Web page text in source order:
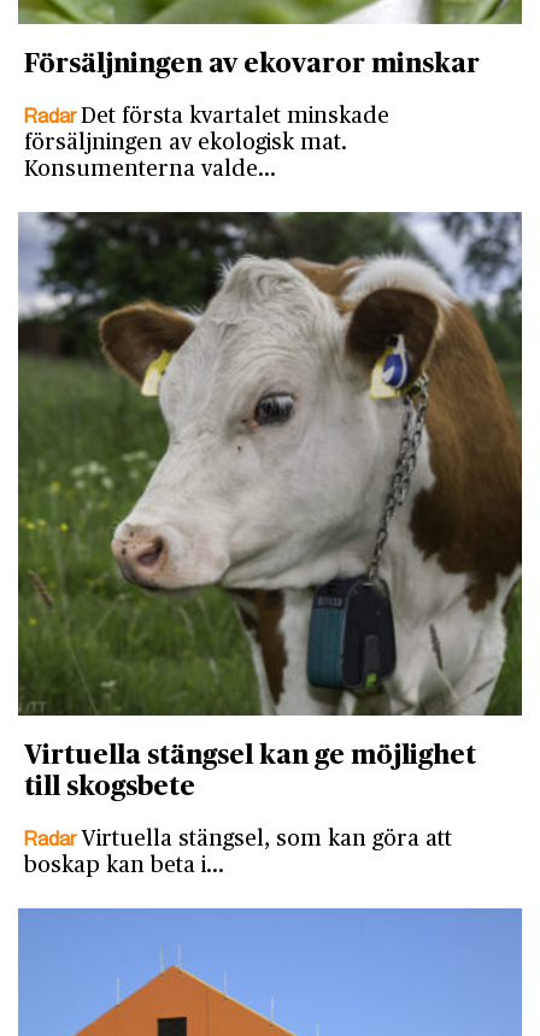
Försäljningen av ekovaror minskar
RadarDet första kvartalet minskade
försäljningen av ekologisk mat.
Konsumenterna valde…
Virtuella stängsel kan ge möjlighet
till skogsbete
Radar Virtuella stängsel, som kan göra att
boskap kan beta i…